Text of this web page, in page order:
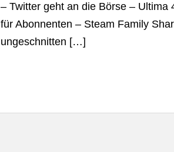
– Twitter geht an die Börse –
für Abonnenten – Steam Family
ungeschnitten […]